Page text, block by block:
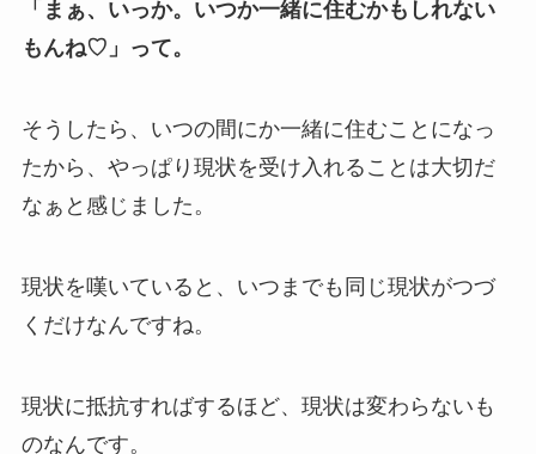
「まぁ、いっか。いつか一緒に住むかもしれない
もんね♡」って。
そうしたら、いつの間にか一緒に住むことになっ
たから、やっぱり現状を受け入れることは大切だ
なぁと感じました。
現状を嘆いていると、いつまでも同じ現状がつづ
くだけなんですね。
現状に抵抗すればするほど、現状は変わらないも
のなんです。